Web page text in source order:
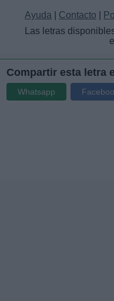
Ayuda Contacto
Las letras
Compartir esta letra
Whatsapp